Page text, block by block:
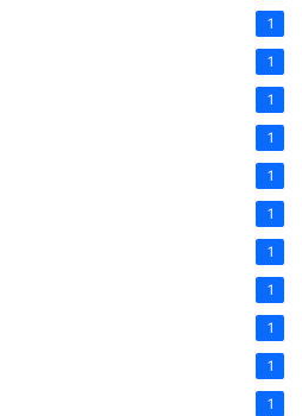
1
1
1
1
1
1
1
1
1
1
1